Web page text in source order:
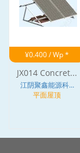
¥0.400 / Wp *
JX014 Concret...
江阴聚鑫能源科...
平面屋顶